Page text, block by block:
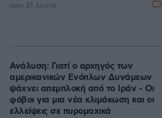
πριν 21 λεπτά
Ανάλυση: Γιατί ο αρχηγός των
αμερικανικών Ενόπλων Δυνάμεων
ψάχνει απεμπλοκή από το Ιράν - Οι
φόβοι για μια νέα κλιμάκωση και οι
ελλείψεις σε πυρομαχικά